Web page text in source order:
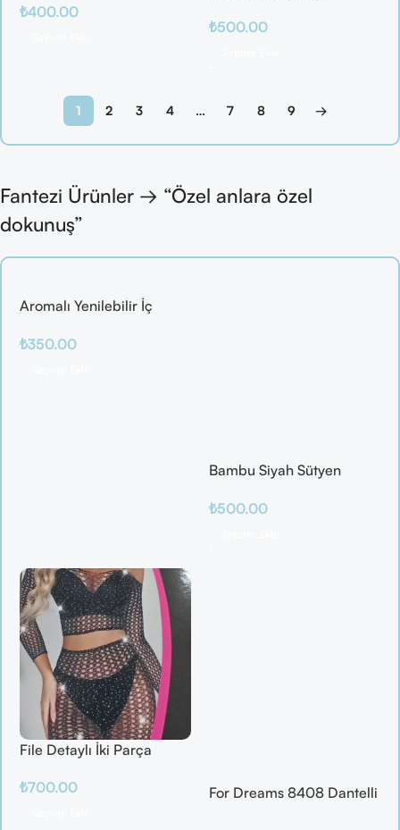
₺400.00
₺500.00
1 2 3 4 … 7 8 9 →
Fantezi Ürünler → “Özel anlara özel
dokunuş”
Aromalı Yenilebilir İç
/ Elma / Portakal
₺350.00
Bambu Siyah Sütyen
₺500.00
File Detaylı İki Parça
₺700.00
For Dreams 8408 Dantelli